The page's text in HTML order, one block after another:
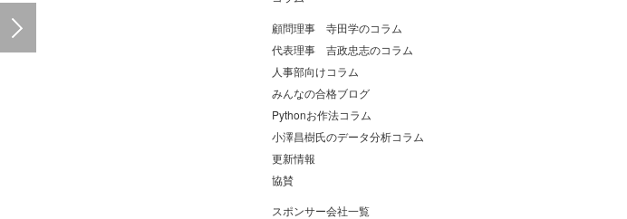
顧問理事 寺田学のコラム
代表理事 吉政忠志のコラム
人事部向けコラム
みんなの合格ブログ
Pythonお作法コラム
小澤昌樹氏のデータ分析コラム
更新情報
協賛
スポンサー会社一覧